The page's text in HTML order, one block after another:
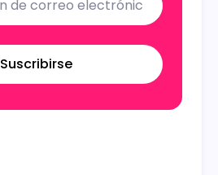
Suscribirse